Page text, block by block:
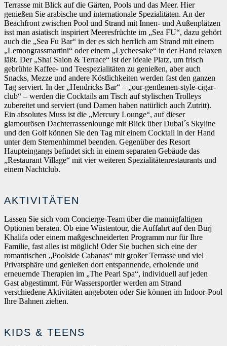
Terrasse mit Blick auf die Gärten, Pools und das Meer. Hier
genießen Sie arabische und internationale Spezialitäten. An der
Beachfront zwischen Pool und Strand mit Innen- und Außenplätzen
isst man asiatisch inspiriert Meeresfrüchte im „Sea FU“, dazu gehört
auch die „Sea Fu Bar“ in der es sich herrlich am Strand mit einem
„Lemongrassmartini“ oder einem „Lycheesake“ in der Hand relaxen
läßt. Der „Shai Salon & Terrace“ ist der ideale Platz, um frisch
gebrühte Kaffee- und Teespezialitäten zu genießen, aber auch
Snacks, Mezze und andere Köstlichkeiten werden fast den ganzen
Tag serviert. In der „Hendricks Bar“ – „our-gentlemen-style-cigar-
club“ – werden die Cocktails am Tisch auf stylischen Trolleys
zubereitet und serviert (und Damen haben natürlich auch Zutritt).
Ein absolutes Muss ist die „Mercury Lounge“, auf dieser
glamourösen Dachterrassenlounge mit Blick über Dubai´s Skyline
und den Golf können Sie den Tag mit einem Cocktail in der Hand
unter dem Sternenhimmel beenden. Gegenüber des Resort
Haupteingangs befindet sich in einem separaten Gebäude das
„Restaurant Village“ mit vier weiteren Spezialitätenrestaurants und
einem Nachtclub.
AKTIVITÄTEN
Lassen Sie sich vom Concierge-Team über die mannigfaltigen
Optionen beraten. Ob eine Wüstentour, die Auffahrt auf den Burj
Khalifa oder einem maßgeschneiderten Programm nur für Ihre
Familie, fast alles ist möglich! Oder Sie buchen sich eine der
romantischen „Poolside Cabanas“ mit großer Terrasse und viel
Privatsphäre und genießen dort entspannende, erholende und
erneuernde Therapien im „The Pearl Spa“, individuell auf jeden
Gast abgestimmt. Für Wassersportler werden am Strand
verschiedene Aktivitäten angeboten oder Sie können im Indoor-Pool
Ihre Bahnen ziehen.
KIDS & TEENS